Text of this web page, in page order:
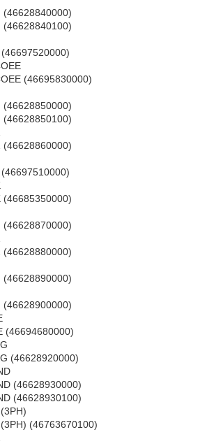
(46628840000)
(46628840100)
(46695830000)
(46628850000)
(46628850100)
(46628860000)
(46685350000)
(46628870000)
(46628880000)
(46628890000)
(46628900000)
(46694680000)
(46628920000)
(46628930000)
(46628930100)
(46763670100)